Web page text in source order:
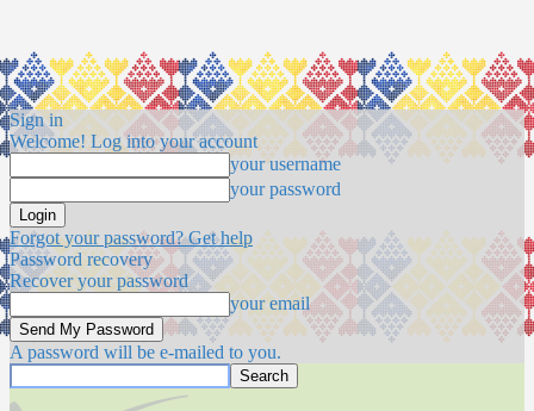
Sign in
Welcome! Log into your account
your username
your password
Forgot your password? Get help
Password recovery
Recover your password
your email
A password will be e-mailed to you.